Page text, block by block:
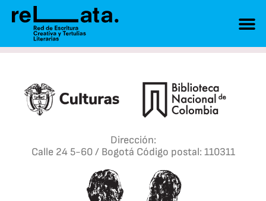
Dirección:
Calle 24 5-60 / Bogotá Código postal: 110311